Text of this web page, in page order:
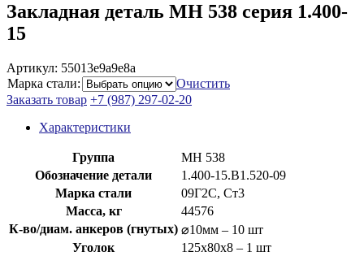
Закладная деталь МН 538 серия 1.400-
15
Артикул: 55013e9a9e8a
Марка стали:
Очистить
Заказать товар +7 (987) 297-02-20
Характеристики
Группа
МН 538
Обозначение детали
1.400-15.B1.520-09
Марка стали
09Г2С, Ст3
Масса, кг
44576
К-во/диам. анкеров (гнутых) ⌀10мм – 10 шт
Уголок
125х80х8 – 1 шт